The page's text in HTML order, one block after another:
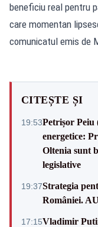
beneficiu real pentru
care momentan
comunicatul emis de
CITEȘTE ȘI
19:53Petrișor Peiu
energetice:
Oltenia sunt
legislative
19:37Strategia
României.
17:15Vladimir